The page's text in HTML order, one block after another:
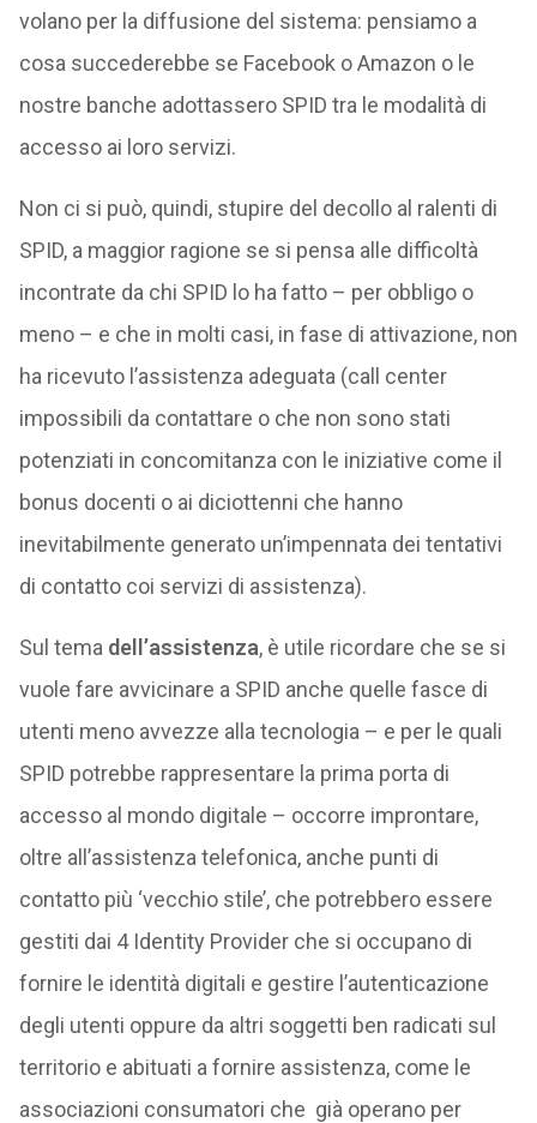
volano per la diffusione del sistema: pensiamo a
cosa succederebbe se Facebook o Amazon o le
nostre banche adottassero SPID tra le modalità di
accesso ai loro servizi.
Non ci si può, quindi, stupire del decollo al ralenti di
SPID, a maggior ragione se si pensa alle difficoltà
incontrate da chi SPID lo ha fatto – per obbligo o
meno – e che in molti casi, in fase di attivazione, non
ha ricevuto l’assistenza adeguata (call center
impossibili da contattare o che non sono stati
potenziati in concomitanza con le iniziative come il
bonus docenti o ai diciottenni che hanno
inevitabilmente generato un’impennata dei tentativi
di contatto coi servizi di assistenza).
Sul tema dell’assistenza, è utile ricordare che se si
vuole fare avvicinare a SPID anche quelle fasce di
utenti meno avvezze alla tecnologia – e per le quali
SPID potrebbe rappresentare la prima porta di
accesso al mondo digitale – occorre improntare,
oltre all’assistenza telefonica, anche punti di
contatto più ‘vecchio stile’, che potrebbero essere
gestiti dai 4 Identity Provider che si occupano di
fornire le identità digitali e gestire l’autenticazione
degli utenti oppure da altri soggetti ben radicati sul
territorio e abituati a fornire assistenza, come le
associazioni consumatori che già operano per